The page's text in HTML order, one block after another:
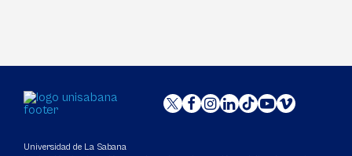
Universidad de La Sabana